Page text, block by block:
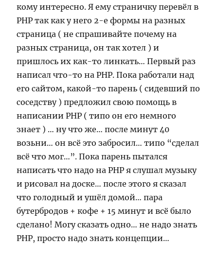
кому интересно. Я ему страничку перевёл в
PHP так как у него 2-е формы на разных
страница ( не спрашивайте почему на
разных страница, он так хотел ) и
пришлось их как-то линкать… Первый раз
написал что-то на PHP. Пока работали над
его сайтом, какой-то парень ( сидевший по
соседству ) предложил свою помощь в
написании PHP ( типо он его немного
знает ) … ну что же… после минут 40
возьни… он всё это забросил… типо “сделал
всё что мог…”. Пока парень пытался
написать что надо на PHP я слушал музыку
и рисовал на доске… после этого я сказал
что голодный и ушёл домой… пара
бутербродов + кофе + 15 минут и всё было
сделано! Могу сказать одно… не надо знать
PHP, просто надо знать концепции…